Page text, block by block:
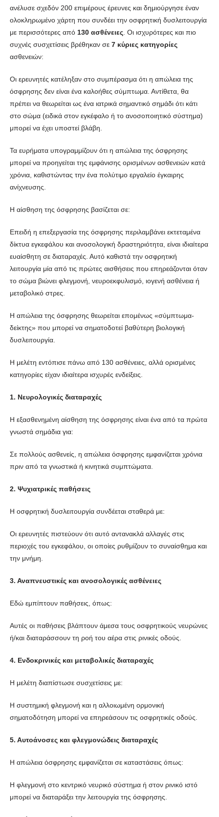
ανέλυσε σχεδόν 200 επιμέρους έρευνες και δημιούργησε έναν
ολοκληρωμένο χάρτη που συνδέει την οσφρητική δυσλειτουργία
με περισσότερες από 130 ασθένειες . Οι ισχυρότερες και πιο
συχνές συσχετίσεις βρέθηκαν σε 7 κύριες κατηγορίες
ασθενειών:
Οι ερευνητές κατέληξαν στο συμπέρασμα ότι η απώλεια της
όσφρησης δεν είναι ένα καλοήθες σύμπτωμα. Αντίθετα, θα
πρέπει να θεωρείται ως ένα ιατρικά σημαντικό σημάδι ότι κάτι
στο σώμα (ειδικά στον εγκέφαλο ή το ανοσοποιητικό σύστημα)
μπορεί να έχει υποστεί βλάβη.
Τα ευρήματα υπογραμμίζουν ότι η απώλεια της όσφρησης
μπορεί να προηγείται της εμφάνισης ορισμένων ασθενειών κατά
χρόνια, καθιστώντας την ένα πολύτιμο εργαλείο έγκαιρης
ανίχνευσης.
Η αίσθηση της όσφρησης βασίζεται σε:
Επειδή η επεξεργασία της όσφρησης περιλαμβάνει εκτεταμένα
δίκτυα εγκεφάλου και ανοσολογική δραστηριότητα, είναι ιδιαίτερα
ευαίσθητη σε διαταραχές. Αυτό καθιστά την οσφρητική
λειτουργία μία από τις πρώτες αισθήσεις που επηρεάζονται όταν
το σώμα βιώνει φλεγμονή, νευροεκφυλισμό, ιογενή ασθένεια ή
μεταβολικό στρες.
Η απώλεια της όσφρησης θεωρείται επομένως «σύμπτωμα-
δείκτης» που μπορεί να σηματοδοτεί βαθύτερη βιολογική
δυσλειτουργία.
Η μελέτη εντόπισε πάνω από 130 ασθένειες, αλλά ορισμένες
κατηγορίες είχαν ιδιαίτερα ισχυρές ενδείξεις.
1. Νευρολογικές διαταραχές
Η εξασθενημένη αίσθηση της όσφρησης είναι ένα από τα πρώτα
γνωστά σημάδια για:
Σε πολλούς ασθενείς, η απώλεια όσφρησης εμφανίζεται χρόνια
πριν από τα γνωστικά ή κινητικά συμπτώματα.
2. Ψυχιατρικές παθήσεις
Η οσφρητική δυσλειτουργία συνδέεται σταθερά με:
Οι ερευνητές πιστεύουν ότι αυτό αντανακλά αλλαγές στις
περιοχές του εγκεφάλου, οι οποίες ρυθμίζουν το συναίσθημα και
την μνήμη.
3. Αναπνευστικές και ανοσολογικές ασθένειες
Εδώ εμπίπτουν παθήσεις, όπως:
Αυτές οι παθήσεις βλάπτουν άμεσα τους οσφρητικούς νευρώνες
ή/και διαταράσσουν τη ροή του αέρα στις ρινικές οδούς.
4. Ενδοκρινικές και μεταβολικές διαταραχές
Η μελέτη διαπίστωσε συσχετίσεις με:
Η συστημική φλεγμονή και η αλλοιωμένη ορμονική
σηματοδότηση μπορεί να επηρεάσουν τις οσφρητικές οδούς.
5. Αυτοάνοσες και φλεγμονώδεις διαταραχές
Η απώλεια όσφρησης εμφανίζεται σε καταστάσεις όπως:
Η φλεγμονή στο κεντρικό νευρικό σύστημα ή στον ρινικό ιστό
μπορεί να διαταράξει την λειτουργία της όσφρησης.